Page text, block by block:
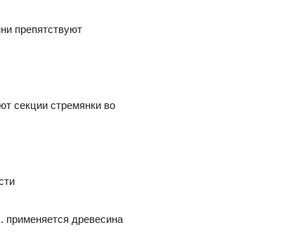
препятствуют
секции стремянки во
применяется древесина